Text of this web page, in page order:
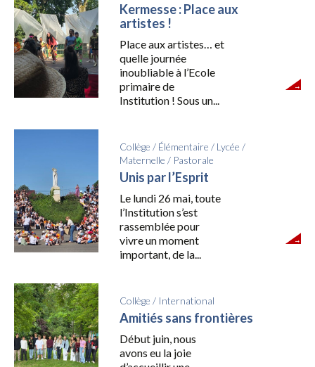
Kermesse : Place aux
artistes !
Place aux artistes… et
quelle journée
inoubliable à l’Ecole
primaire de
Institution ! Sous un...
Collège / Élémentaire / Lycée /
Maternelle / Pastorale
Unis par l’Esprit
Le lundi 26 mai, toute
l’Institution s’est
rassemblée pour
vivre un moment
important, de la...
Collège / International
Amitiés sans frontières
Début juin, nous
avons eu la joie